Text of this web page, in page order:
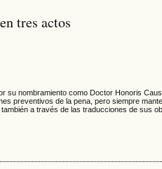
tres actos
su nombramiento como Doctor Honoris
preventivos de la pena, pero siempre
a través de las traducciones de sus